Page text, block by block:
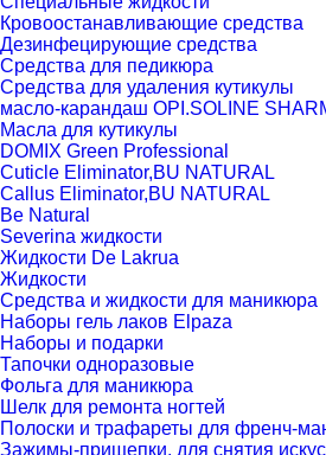
Кровоостанавливающие средства
Дезинфецирующие средства
Средства для педикюра
Средства для удаления кутикулы
масло-карандаш OPI.SOLINE
Масла для кутикулы
DOMIX Green Professional
Cuticle Eliminator,BU NATURAL
Callus Eliminator,BU NATURAL
Be Natural
Severina жидкости
Жидкости De Lakrua
Жидкости
Средства и жидкости для маникюра
Наборы гель лаков Elpaza
Наборы и подарки
Тапочки одноразовые
Фольга для маникюра
Шелк для ремонта ногтей
Полоски и трафареты для френч-
Зажимы-прищепки, для снятия